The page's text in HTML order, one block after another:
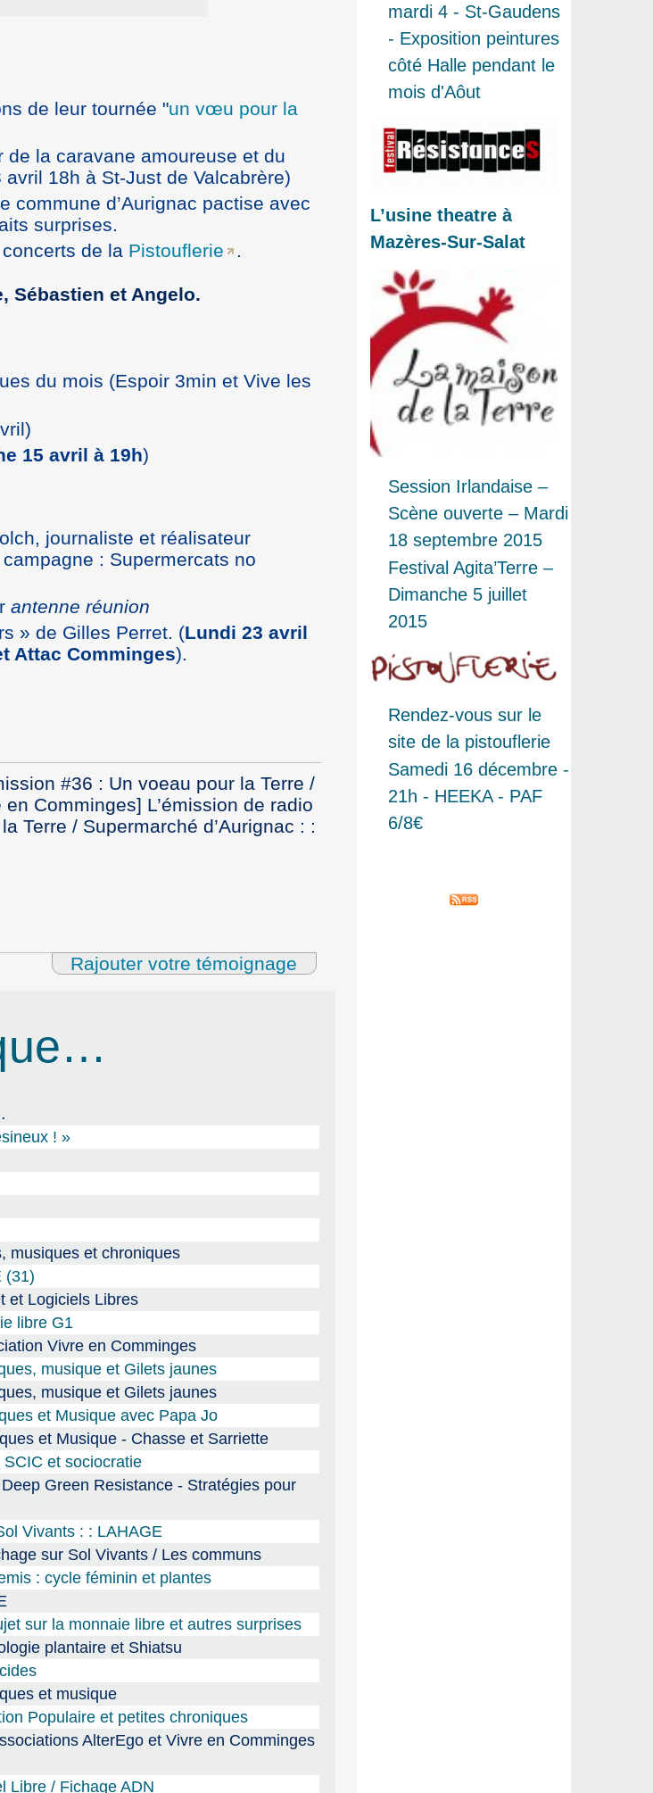
de leur tournée "un vœu pour la
la caravane amoureuse et du
18h à St-Just de Valcabrère)
commune d’Aurignac pactise avec
surprises.
de la Pistouflerie .
Sébastien et Angelo.
du mois (Espoir 3min et Vive les
15 avril à 19h)
journaliste et réalisateur
: Supermercats no
antenne réunion
» de Gilles Perret. (Lundi 23 avril
Attac Comminges).
#36 : Un voeau pour la Terre /
en Comminges] L’émission de radio
Terre / Supermarché d’Aurignac : :
Rajouter votre témoignage
! »
musiques et chroniques
(31)
et Logiciels Libres
libre G1
Vivre en Comminges
musique et Gilets jaunes
musique et Gilets jaunes
et Musique avec Papa Jo
et Musique - Chasse et Sarriette
SCIC et sociocratie
Green Resistance - Stratégies pour
Vivants : : LAHAGE
sur Sol Vivants / Les communs
: cycle féminin et plantes
sur la monnaie libre et autres surprises
plantaire et Shiatsu
et musique
Populaire et petites chroniques
AlterEgo et Vivre en Comminges
Libre / Fichage ADN
mardi 4 - St-Gaudens
- Exposition peintures
côté Halle pendant le
mois d'Aôut
L’usine theatre à
Mazères-Sur-Salat
Session Irlandaise –
Scène ouverte – Mardi
18 septembre 2015
Festival Agita’Terre –
Dimanche 5 juillet
2015
Rendez-vous sur le
site de la pistouflerie
Samedi 16 décembre -
21h - HEEKA - PAF
6/8€